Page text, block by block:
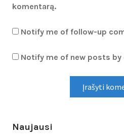
komentarą.
Notify me of follow-up
Notify me of new posts by
Naujausi